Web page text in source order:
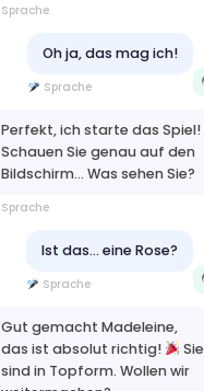
Sprache
Oh ja, das mag ich!
Sprache
Perfekt, ich starte das Spiel!
Schauen Sie genau auf den
Bildschirm... Was sehen Sie?
Sprache
Ist das... eine Rose?
Sprache
Gut gemacht Madeleine,
das ist absolut richtig!
Sie
sind in Topform. Wollen wir